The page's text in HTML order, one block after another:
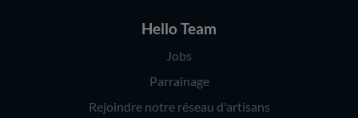
Hello Team
Jobs
Parrainage
Rejoindre notre réseau d'artisans